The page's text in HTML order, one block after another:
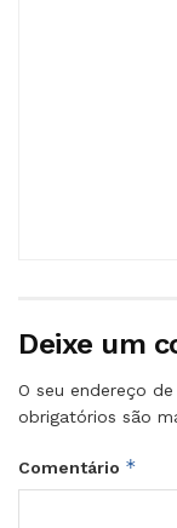
Deixe um
O seu endereço
obrigatórios são
Comentário *